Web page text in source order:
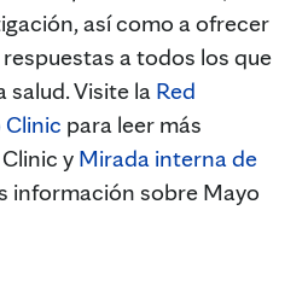
así como a ofrecer
a todos los que
Visite la Red
para leer más
y Mirada interna de
información sobre Mayo